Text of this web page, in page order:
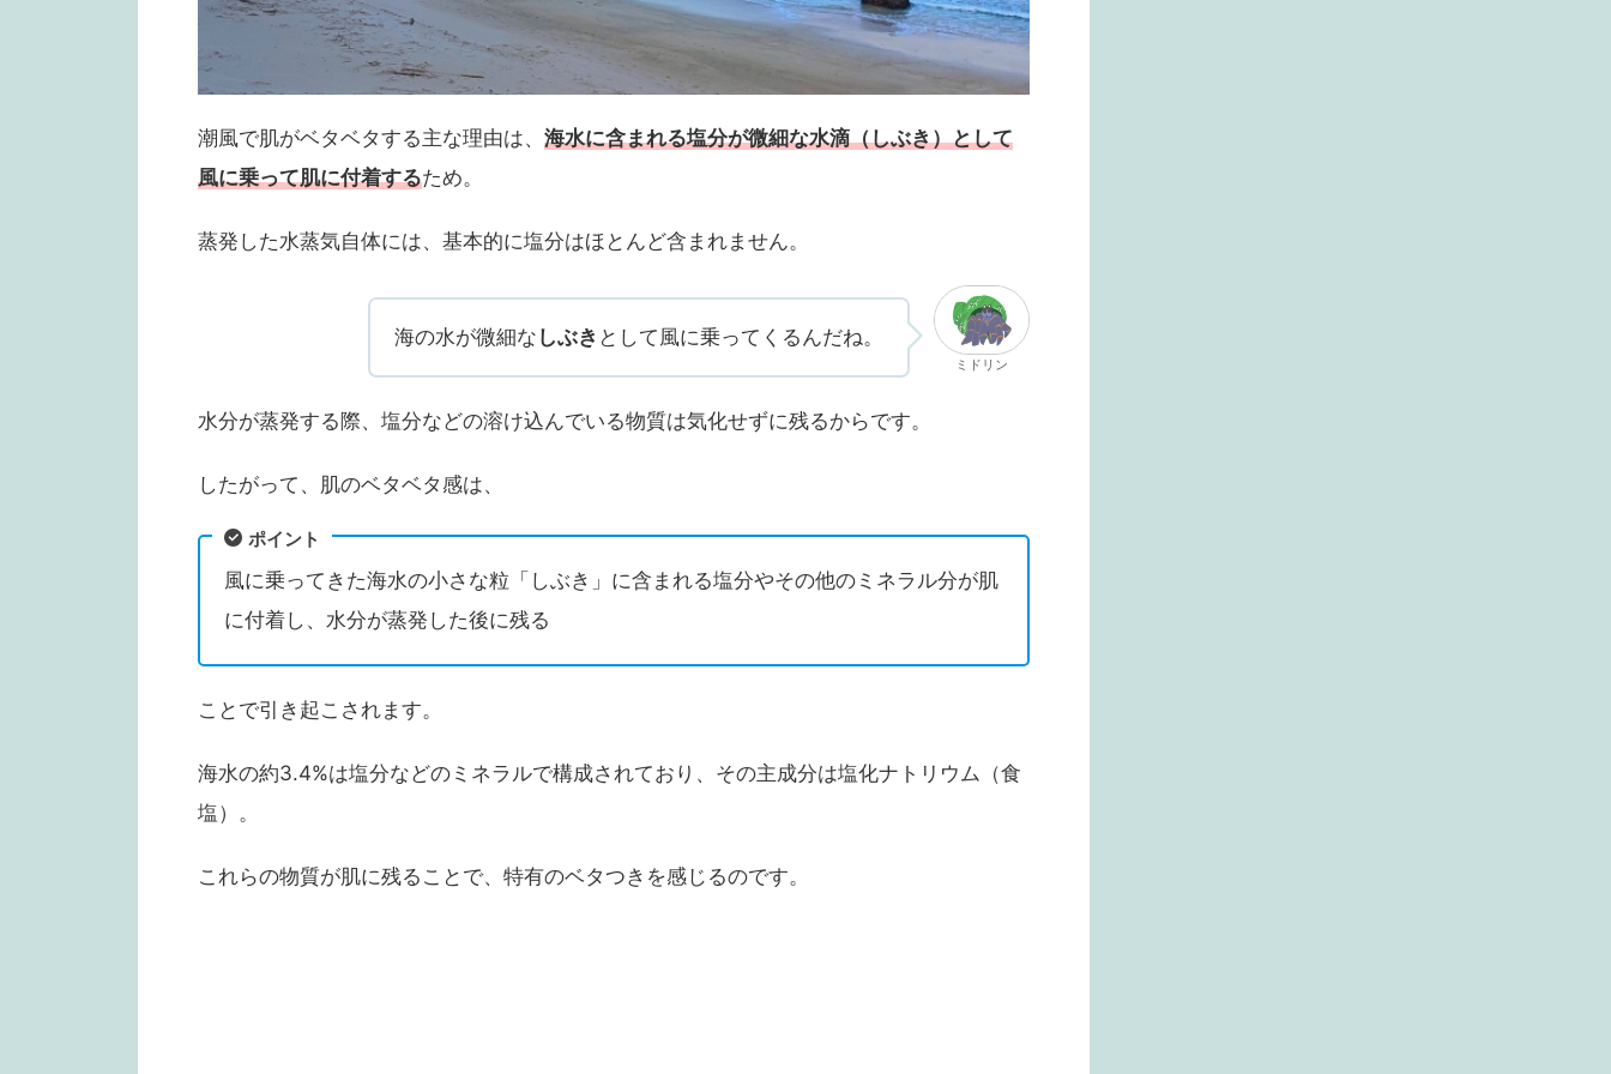
潮風で肌がベタベタする主な理由は、 海水に含まれる塩分が微細な水滴（しぶき）として
風に乗って肌に付着するため。
蒸発した水蒸気自体には、基本的に塩分はほとんど含まれません。
海の水が微細な しぶき として風に乗ってくるんだね。
ミドリン
水分が蒸発する際、塩分などの溶け込んでいる物質は気化せずに残るからです。
したがって、肌のベタベタ感は、
ポイント
風に乗ってきた海水の小さな粒「しぶき」に含まれる塩分やその他のミネラル分が肌
に付着し、水分が蒸発した後に残る
ことで引き起こされます。
海水の約3.4%は塩分などのミネラルで構成されており、その主成分は塩化ナトリウム（食
塩）。
これらの物質が肌に残ることで、特有のベタつきを感じるのです。